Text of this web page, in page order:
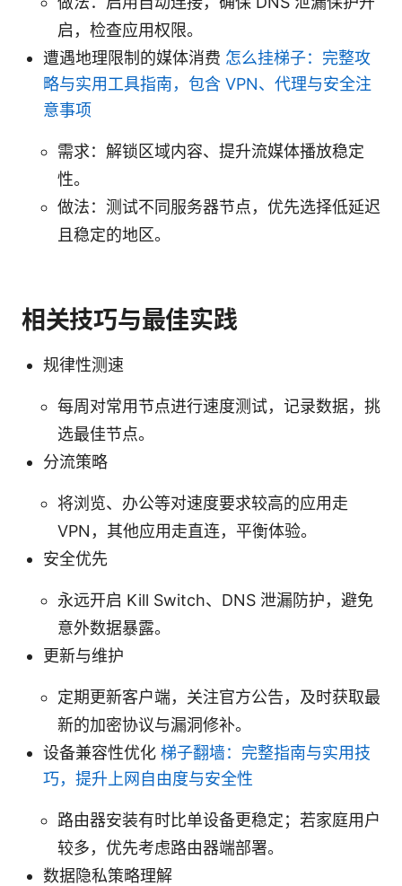
启，检查应用权限。
遭遇地理限制的媒体消费 怎么挂梯子：完整攻
略与实用工具指南，包含 VPN、代理与安全注
意事项
需求：解锁区域内容、提升流媒体播放稳定
性。
做法：测试不同服务器节点，优先选择低延迟
且稳定的地区。
相关技巧与最佳实践
规律性测速
每周对常用节点进行速度测试，记录数据，挑
选最佳节点。
分流策略
将浏览、办公等对速度要求较高的应用走
VPN，其他应用走直连，平衡体验。
安全优先
永远开启 Kill Switch、DNS 泄漏防护，避免
意外数据暴露。
更新与维护
定期更新客户端，关注官方公告，及时获取最
新的加密协议与漏洞修补。
设备兼容性优化 梯子翻墙：完整指南与实用技
巧，提升上网自由度与安全性
路由器安装有时比单设备更稳定；若家庭用户
较多，优先考虑路由器端部署。
数据隐私策略理解